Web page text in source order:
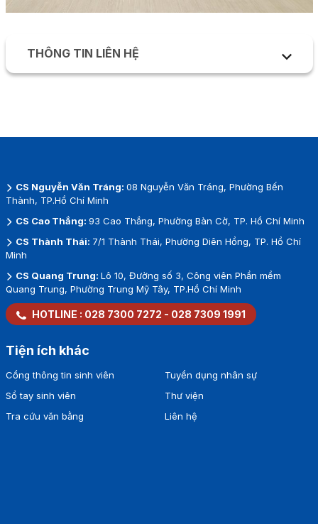
THÔNG TIN LIÊN HỆ
Địa chỉ: Phòng A.107 (lầu 1) – 7/1 Thành Thái,
CS Nguyễn Văn Tráng: 08 Nguyễn Văn Tráng, Phường Bến
Thành, TP.Hồ Chí Minh
CS Cao Thắng: 93 Cao Thắng, Phường Bàn Cờ, TP. Hồ Chí Minh
CS Thành Thái: 7/1 Thành Thái, Phường Diên Hồng, TP. Hồ Chí
Minh
CS Quang Trung: Lô 10, Đường số 3, Công viên Phần mềm
Quang Trung, Phường Trung Mỹ Tây, TP.Hồ Chí Minh
HOTLINE : 028 7300 7272 - 028 7309 1991
Tiện ích khác
Cổng thông tin sinh viên
Sổ tay sinh viên
Tra cứu văn bằng
Tuyển dụng nhân sự
Thư viện
Liên hệ